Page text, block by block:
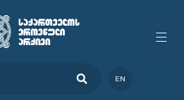
EN